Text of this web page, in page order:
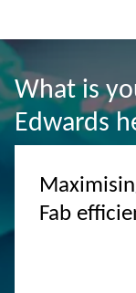
What is
Edwards
Fab